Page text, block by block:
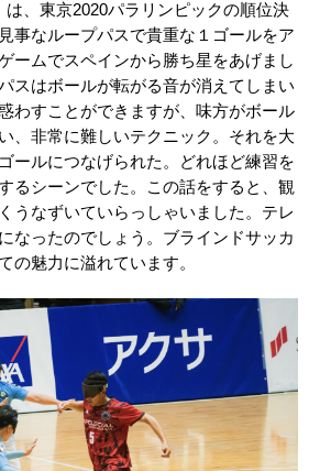
は、東京2020パラリンピックの順位決
事なループパスで貴重な１ゴールをア
ームでスペインから勝ち星をあげまし
スはボールが転がる音が消えてしまい
わすことができますが、味方がボール
、非常に難しいテクニック。それを大
ールにつなげられた。どれほど練習を
るシーンでした。この話をすると、観
うなずいていらっしゃいました。テレ
なったのでしょう。ブラインドサッカ
の魅力に溢れています。